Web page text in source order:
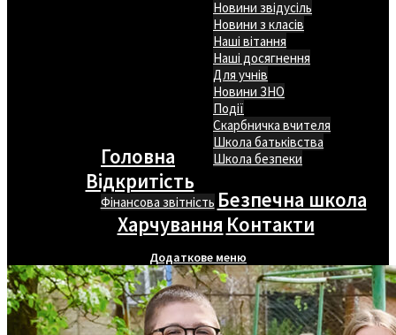
Головна
Новини звідусіль
Новини з класів
Наші вітання
Наші досягнення
Для учнів
Новини ЗНО
Події
Скарбничка вчителя
Школа батьківства
Школа безпеки
Відкритість
Фінансова звітність Безпечна школа
Харчування Контакти
Додаткове меню